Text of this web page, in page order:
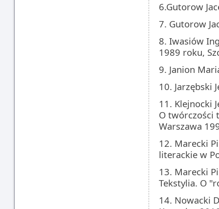
6.Gutorow
7. Gutorow
8. Iwasiów
1989 roku,
9. Janion
10. Jarzębski
11. Klejnocki
O twórczości
Warszawa
12. Marecki
literackie w
13. Marecki
Tekstylia. O
14. Nowacki